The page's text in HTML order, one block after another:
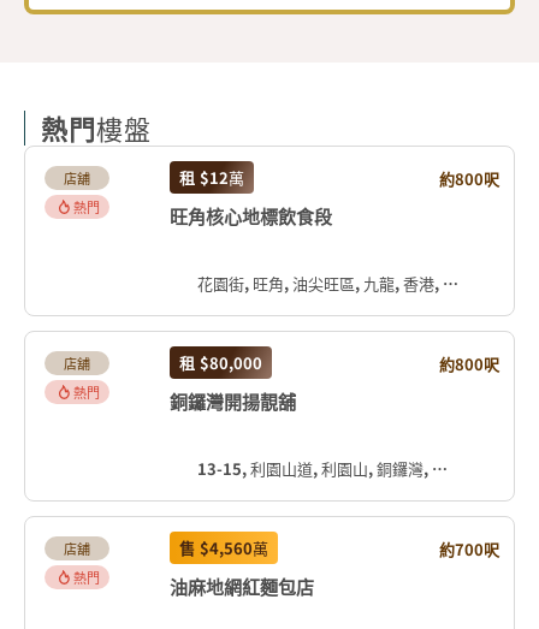
熱門樓盤
店舖
熱門
租 $12萬 約800呎
旺角核心地標飲食段
花園街, 旺角, 油尖旺區, 九龍, 香港, 中国
店舖
熱門
租 $80,000 約800呎
銅鑼灣開揚靚舖
13-15, 利園山道, 利園山, 銅鑼灣, 灣仔區, 香港島, 香港, 中国
店舖
熱門
售 $4,560萬 約700呎
油麻地網紅麵包店